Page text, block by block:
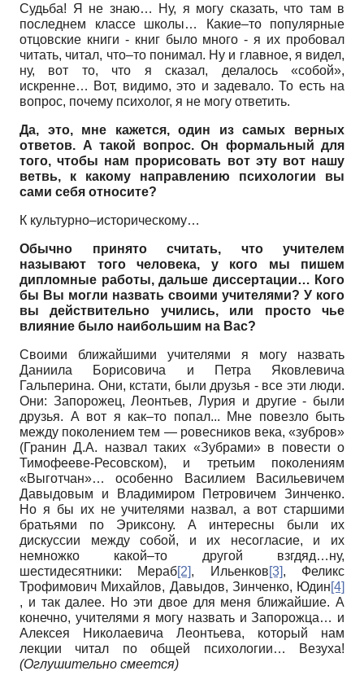
Судьба! Я не знаю… Ну, я могу сказать, что там в
последнем классе школы… Какие–то популярные
отцовские книги - книг было много - я их пробовал
читать, читал, что–то понимал. Ну и главное, я видел,
ну, вот то, что я сказал, делалось «собой»,
искренне… Вот, видимо, это и задевало. То есть на
вопрос, почему психолог, я не могу ответить.
Да, это, мне кажется, один из самых верных
ответов. А такой вопрос. Он формальный для
того, чтобы нам прорисовать вот эту вот нашу
ветвь, к какому направлению психологии вы
сами себя относите?
К культурно–историческому…
Обычно принято считать, что учителем
называют того человека, у кого мы пишем
дипломные работы, дальше диссертации… Кого
бы Вы могли назвать своими учителями? У кого
вы действительно учились, или просто чье
влияние было наибольшим на Вас?
Своими ближайшими учителями я могу назвать
Даниила Борисовича и Петра Яковлевича
Гальперина. Они, кстати, были друзья - все эти люди.
Они: Запорожец, Леонтьев, Лурия и другие - были
друзья. А вот я как–то попал... Мне повезло быть
между поколением тем — ровесников века, «зубров»
(Гранин Д.А. назвал таких «Зубрами» в повести о
Тимофееве-Ресовском), и третьим поколениям
«Выготчан»… особенно Василием Васильевичем
Давыдовым и Владимиром Петровичем Зинченко.
Но я бы их не учителями назвал, а вот старшими
братьями по Эриксону. А интересны были их
дискуссии между собой, и их несогласие, и их
немножко какой–то другой взгдяд…ну,
шестидесятники: Мераб[2], Ильенков[3], Феликс
Трофимович Михайлов, Давыдов, Зинченко, Юдин[4]
, и так далее. Но эти двое для меня ближайшие. А
конечно, учителями я могу назвать и Запорожца… и
Алексея Николаевича Леонтьева, который нам
лекции читал по общей психологии… Везуха!
(Оглушительно смеется)